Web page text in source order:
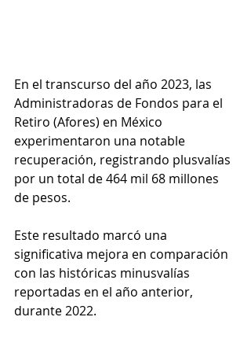
En el transcurso del año 2023, las
Administradoras de Fondos para el
Retiro (Afores) en México
experimentaron una notable
recuperación, registrando plusvalías
por un total de 464 mil 68 millones
de pesos.
Este resultado marcó una
significativa mejora en comparación
con las históricas minusvalías
reportadas en el año anterior,
durante 2022.